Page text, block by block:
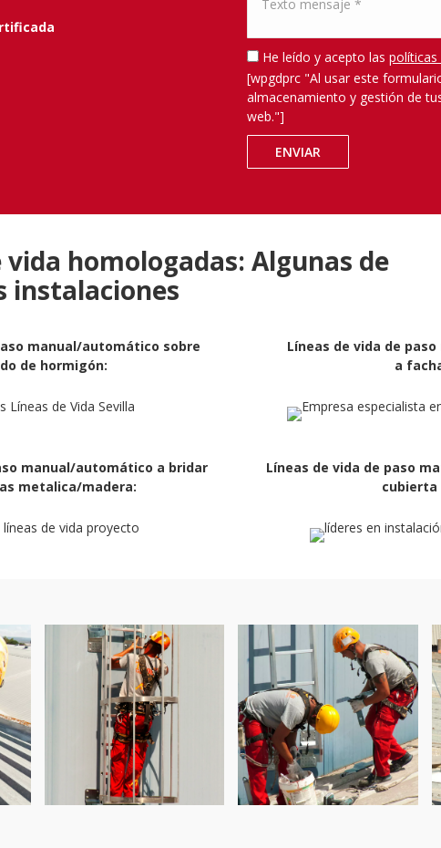
He leído y acepto las políticas
Por
favor,
deja
este
campo
vacío.
[wpgdprc "Al usar este
almacenamiento y gestión de
web."]
homologadas: Algunas de
instalaciones
manual/automático sobre
de hormigón:
manual/automático a bridar
metalica/madera:
Líneas de vida de
a
Líneas de vida de paso
cubierta